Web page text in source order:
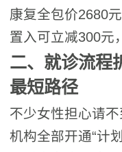
康复全包价2680
置入可立减300元
二、就诊流程
最短路径
不少女性担心请
机构全部开通“计